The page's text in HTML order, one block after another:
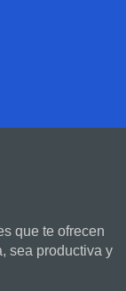
que te ofrecen
sea productiva y